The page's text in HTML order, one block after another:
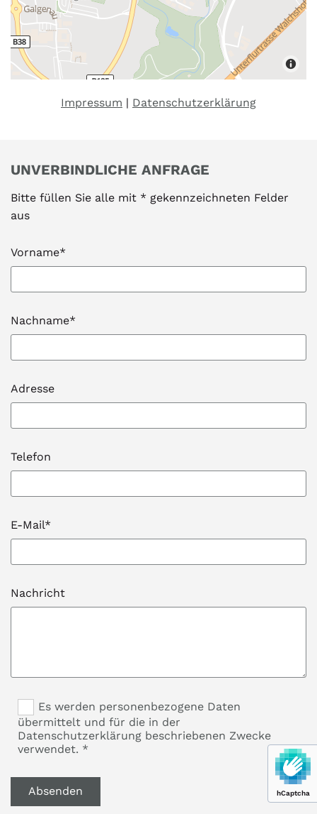
Impressum | Datenschutzerklärung
UNVERBINDLICHE ANFRAGE
Bitte füllen Sie alle mit * gekennzeichneten Felder
aus
Vorname*
Nachname*
Adresse
Telefon
E-Mail*
Nachricht
Es werden personenbezogene Daten
übermittelt und für die in der
Datenschutzerklärung beschriebenen Zwecke
verwendet. *
hCaptcha